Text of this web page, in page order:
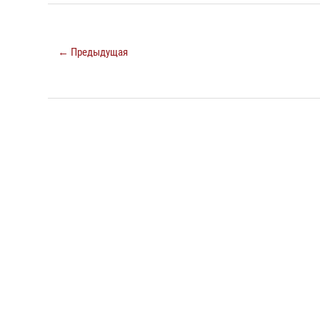
← Предыдущая